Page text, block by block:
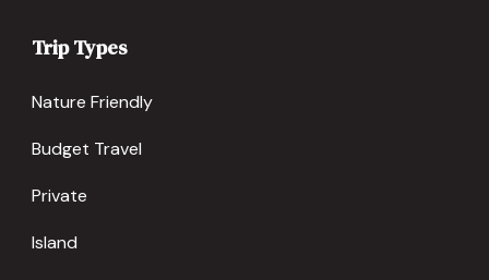
Trip Types
Nature Friendly
Budget Travel
Private
Island